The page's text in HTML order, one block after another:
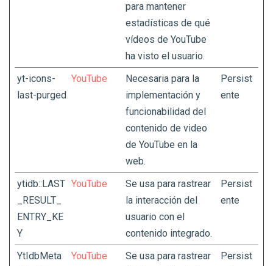
para mantener
estadísticas de qué
vídeos de YouTube
ha visto el usuario.
yt-icons-
last-purged
YouTube
Necesaria para la
implementación y
funcionabilidad del
contenido de video
de YouTube en la
web.
Persist
ente
ytidb::LAST
_RESULT_
ENTRY_KE
Y
YouTube
Se usa para rastrear
la interacción del
usuario con el
contenido integrado.
Persist
ente
YtIdbMeta
YouTube
Se usa para rastrear
Persist